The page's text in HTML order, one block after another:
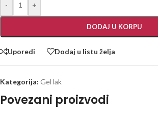
- +
DODAJ U KORPU
Uporedi Dodaj u listu želja
Kategorija: Gel lak
Povezani proizvodi